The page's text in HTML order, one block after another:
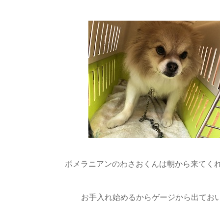
ポメラニアンのわさおくんは朝から来てく